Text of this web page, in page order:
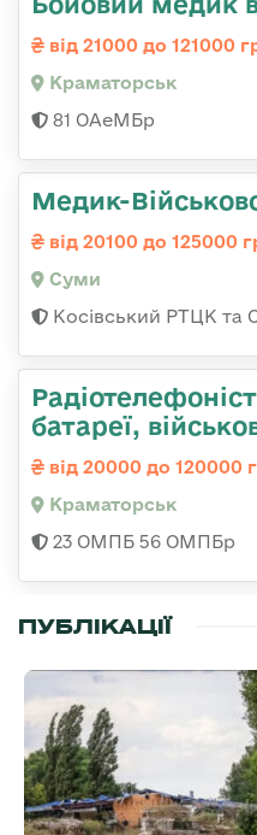
від 21000 до 121000
Краматорськ
81 ОАеМБр
Медик-
від 20100 до 125000
Суми
Косівський РТЦК та
батареї,
від 20000 до 120000
Краматорськ
23 ОМПБ 56 ОМПБр
ПУБЛІКАЦІЇ